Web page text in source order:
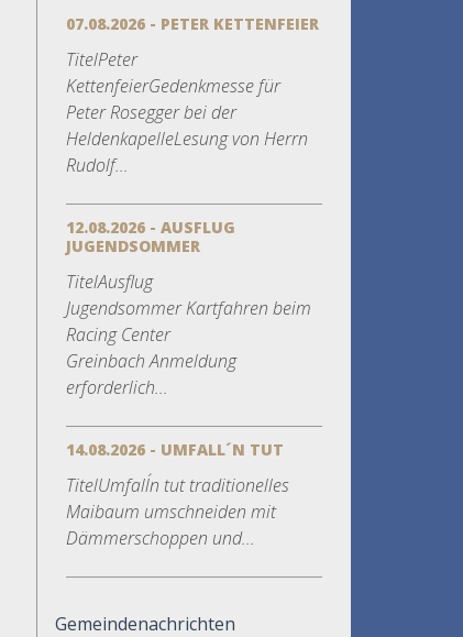
07.08.2026 - PETER KETTENFEIER
TitelPeter
KettenfeierGedenkmesse für
Peter Rosegger bei der
HeldenkapelleLesung von Herrn
Rudolf...
12.08.2026 - AUSFLUG
JUGENDSOMMER
TitelAusflug
Jugendsommer Kartfahren beim
Racing Center
Greinbach Anmeldung
erforderlich...
14.08.2026 - UMFALL´N TUT
TitelUmfall´n tut traditionelles
Maibaum umschneiden mit
Dämmerschoppen und...
Gemeindenachrichten